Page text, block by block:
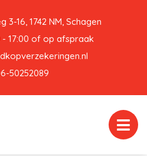
3-16, 1742 NM, Schagen
- 17:00 of op afspraak
50252089